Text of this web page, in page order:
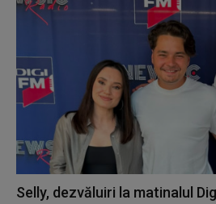
Selly, dezvăluiri la matinalul